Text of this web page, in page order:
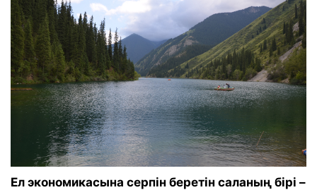
Ел экономикасына серпін беретін саланың бірі –